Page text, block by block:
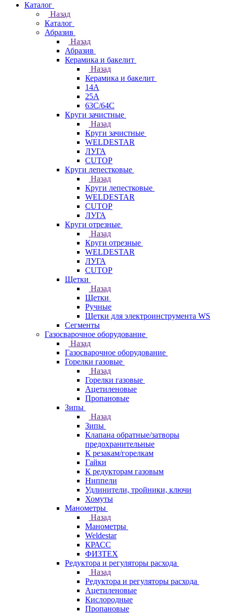
Каталог
Назад
Каталог
Абразив
Назад
Абразив
Керамика и бакелит
Назад
Керамика и бакелит
14А
25А
63С/64С
Круги зачистные
Назад
Круги зачистные
WELDESTAR
ЛУГА
CUTOP
Круги лепестковые
Назад
Круги лепестковые
WELDESTAR
CUTOP
ЛУГА
Круги отрезные
Назад
Круги отрезные
WELDESTAR
ЛУГА
CUTOP
Щетки
Назад
Щетки
Ручные
Щетки для электроинструмента WS
Сегменты
Газосварочное оборудование
Назад
Газосварочное оборудование
Горелки газовые
Назад
Горелки газовые
Ацетиленовые
Пропановые
Зипы
Назад
Зипы
Клапана обратные/затворы
предохранительные
К резакам/горелкам
Гайки
К редукторам газовым
Ниппели
Удлинители, тройники, ключи
Хомуты
Манометры
Назад
Манометры
Weldestar
КРАСС
ФИЗТЕХ
Редуктора и регуляторы расхода
Назад
Редуктора и регуляторы расхода
Ацетиленовые
Кислородные
Пропановые